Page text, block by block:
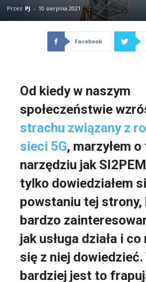
Przez PJ - 10 sierpnia 2021
Facebook
Od kiedy w naszym
społeczeństwie
strachu związany z
sieci 5G, marzyłem
narzędziu jak
tylko dowiedziałem
powstaniu tej strony,
bardzo
jak usługa działa i
się z niej dowiedzieć.
bardziej jest to